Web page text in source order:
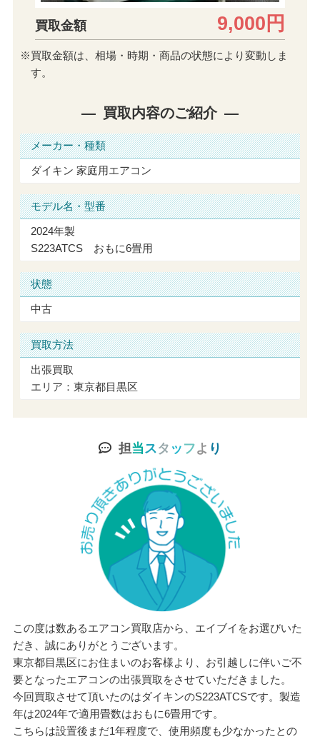
買取金額 9,000円
※買取金額は、相場・時期・商品の状態により変動しま
す。
買取内容のご紹介
メーカー・種類
ダイキン 家庭用エアコン
モデル名・型番
2024年製
S223ATCS おもに6畳用
状態
中古
買取方法
出張買取
エリア：東京都目黒区
担当スタ ッ フよ り
この度は数あるエアコン買取店から、エイブイをお選びいた
だき、誠にありがとうございます。
東京都目黒区にお住まいのお客様より、お引越しに伴いご不
要となったエアコンの出張買取をさせていただきました。
今回買取させて頂いたのはダイキンのS223ATCSです。製造
年は2024年で適用畳数はおもに6畳用です。
こちらは設置後まだ1年程度で、使用頻度も少なかったとの